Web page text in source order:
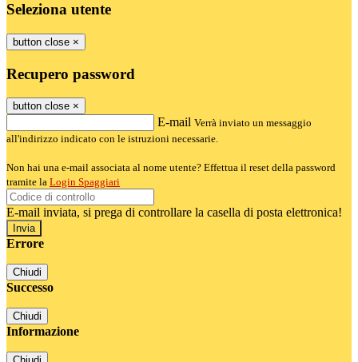
Seleziona utente
button close ×
Recupero password
button close ×
E-mail Verrà inviato un messaggio
all'indirizzo indicato con le istruzioni necessarie.
Non hai una e-mail associata al nome utente? Effettua il reset della password
tramite la Login Spaggiari
E-mail inviata, si prega di controllare la casella di posta elettronica!
Errore
Chiudi
Successo
Chiudi
Informazione